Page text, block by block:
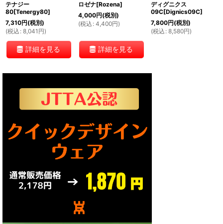
テナジー
80[Tenergy80]
7,310円(税別)
(税込 : 8,041 円)
詳細を見る
ロゼナ[Rozena]
4,000円(税別)
(税込 : 4,400円)
詳細を見る
ディグニクス
09C[Dignics09C]
7,800円(税別)
(税込 : 8,580円)